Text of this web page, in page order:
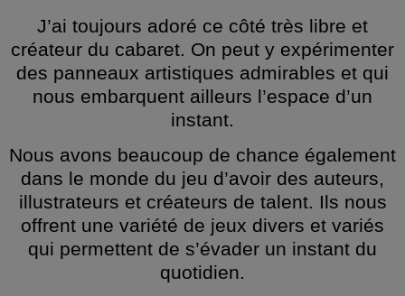
J’ai toujours adoré ce côté très libre et
créateur du cabaret. On peut y expérimenter
des panneaux artistiques admirables et qui
nous embarquent ailleurs l’espace d’un
instant.
Nous avons beaucoup de chance également
dans le monde du jeu d’avoir des auteurs,
illustrateurs et créateurs de talent. Ils nous
offrent une variété de jeux divers et variés
qui permettent de s’évader un instant du
quotidien.